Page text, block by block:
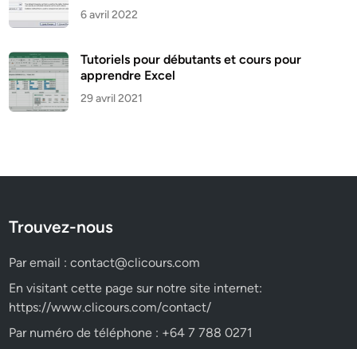
6 avril 2022
Tutoriels pour débutants et cours pour
apprendre Excel
29 avril 2021
Trouvez-nous
Par email :contact@clicours.com
En visitant cette page sur notre site internet:
https://www.clicours.com/contact/
Par numéro de téléphone : +64 7 788 0271